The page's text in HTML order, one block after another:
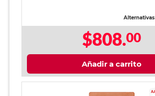
Alternativas
$808.00
Añadir a carrito